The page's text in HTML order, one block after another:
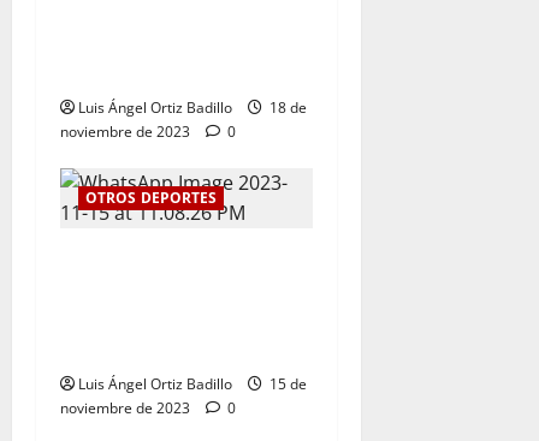
Luis Ángel Ortiz Badillo
18 de
noviembre de 2023
0
OTROS DEPORTES
Luis Ángel Ortiz Badillo
15 de
noviembre de 2023
0